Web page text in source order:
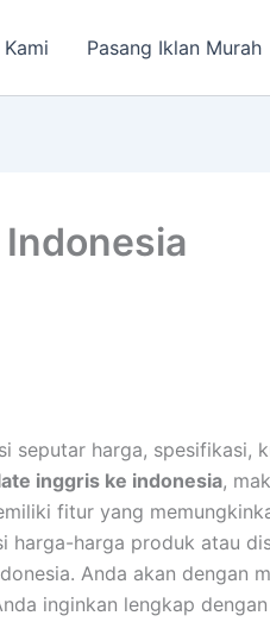
Pasang Iklan Murah
seputar harga, spesifikasi,
inggris ke indonesia,
fitur yang
harga-harga produk atau
Anda akan dengan
inginkan lengkap